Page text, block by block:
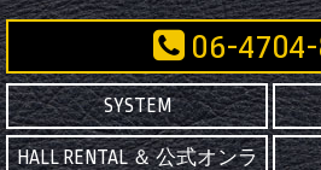
06-
SYSTEM
HALL RENTAL ＆ 公式オンラ